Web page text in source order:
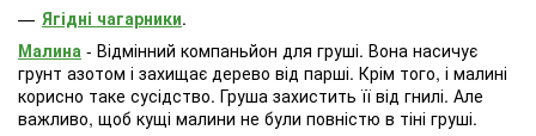
Ягідні чагарники.
Малина - Відмінний компаньйон для груші. Вона насичує
грунт азотом і захищає дерево від парші. Крім того, і малині
корисно таке сусідство. Груша захистить її від гнилі. Але
важливо, щоб кущі малини не були повністю в тіні груші.